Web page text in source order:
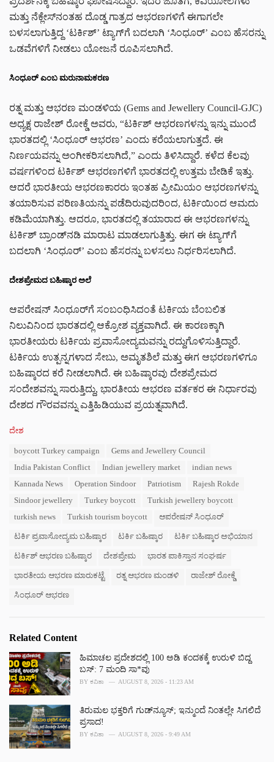
ಮತ್ತು ನೆಕ್ಲೇಸ್‌ನಂತಹ ದೊಡ್ಡ ಗಾತ್ರದ ಆಭರಣಗಳಿಗೆ ಈಗಾಗಲೇ
ಬಳಸಲಾಗುತ್ತಿದ್ದ ‘ಟರ್ಕಿಶ್’ ಟ್ಯಾಗ್‌ಗೆ ಬದಲಾಗಿ ‘ಸಿಂಧೂರ್’ ಎಂಬ ಹೆಸರನ್ನು
ಒಡವೆಗಳಿಗೆ ನೀಡಲು ಯೋಜನೆ ರೂಪಿಸಲಾಗಿದೆ.
ಸಿಂಧೂರ್ ಎಂಬ ಮರುನಾಮಕರಣ
ರತ್ನ ಮತ್ತು ಆಭರಣ ಮಂಡಳಿಯ (Gems and Jewellery Council-GJC)
ಅಧ್ಯಕ್ಷ ರಾಜೇಶ್ ರೋಕ್ಡೆ ಅವರು, “ಟರ್ಕಿಶ್ ಆಭರಣಗಳನ್ನು ಇನ್ನು ಮುಂದೆ
ಭಾರತದಲ್ಲಿ ‘ಸಿಂಧೂರ್ ಆಭರಣ’ ಎಂದು ಕರೆಯಲಾಗುತ್ತದೆ. ಈ
ನಿರ್ಣಯವನ್ನು ಅಂಗೀಕರಿಸಲಾಗಿದೆ,” ಎಂದು ತಿಳಿಸಿದ್ದಾರೆ. ಕಳೆದ ಕೆಲವು
ವರ್ಷಗಳಿಂದ ಟರ್ಕಿಶ್ ಆಭರಣಗಳಿಗೆ ಭಾರತದಲ್ಲಿ ಉತ್ತಮ ಬೇಡಿಕೆ ಇತ್ತು.
ಆದರೆ ಭಾರತೀಯ ಆಭರಣಕಾರರು ಇಂತಹ ಪ್ರೀಮಿಯಂ ಆಭರಣಗಳನ್ನು
ತಯಾರಿಸುವ ಪರಿಣತಿಯನ್ನು ಪಡೆದಿರುವುದರಿಂದ, ಟರ್ಕಿಯಿಂದ ಆಮದು
ಕಡಿಮೆಯಾಗಿತ್ತು. ಆದರೂ, ಭಾರತದಲ್ಲಿ ತಯಾರಾದ ಈ ಆಭರಣಗಳನ್ನು
ಟರ್ಕಿಶ್ ಬ್ರಾಂಡ್‌ನಡಿ ಮಾರಾಟ ಮಾಡಲಾಗುತ್ತಿತ್ತು. ಈಗ ಈ ಟ್ಯಾಗ್‌ಗೆ
ಬದಲಾಗಿ ‘ಸಿಂಧೂರ್’ ಎಂಬ ಹೆಸರನ್ನು ಬಳಸಲು ನಿರ್ಧರಿಸಲಾಗಿದೆ.
ದೇಶಪ್ರೇಮದ ಬಹಿಷ್ಕಾರ ಅಲೆ
ಆಪರೇಷನ್ ಸಿಂಧೂರ್‌ಗೆ ಸಂಬಂಧಿಸಿದಂತೆ ಟರ್ಕಿಯ ಬೆಂಬಲಿತ
ನಿಲುವಿನಿಂದ ಭಾರತದಲ್ಲಿ ಆಕ್ರೋಶ ವ್ಯಕ್ತವಾಗಿದೆ. ಈ ಕಾರಣಕ್ಕಾಗಿ
ಭಾರತೀಯರು ಟರ್ಕಿಯ ಪ್ರವಾಸೋದ್ಯಮವನ್ನು ರದ್ದುಗೊಳಿಸುತ್ತಿದ್ದಾರೆ.
ಟರ್ಕಿಯ ಉತ್ಪನ್ನಗಳಾದ ಸೇಬು, ಅಮೃತಶಿಲೆ ಮತ್ತು ಈಗ ಆಭರಣಗಳಿಗೂ
ಬಹಿಷ್ಕಾರದ ಕರೆ ನೀಡಲಾಗಿದೆ. ಈ ಬಹಿಷ್ಕಾರವು ದೇಶಪ್ರೇಮದ
ಸಂದೇಶವನ್ನು ಸಾರುತ್ತಿದ್ದು, ಭಾರತೀಯ ಆಭರಣ ವರ್ತಕರ ಈ ನಿರ್ಧಾರವು
ದೇಶದ ಗೌರವವನ್ನು ಎತ್ತಿಹಿಡಿಯುವ ಪ್ರಯತ್ನವಾಗಿದೆ.
C
ದೇಶ
boycott Turkey campaign
Gems and Jewellery Council
India Pakistan Conflict
Indian jewellery market
indian news
Kannada News
Operation Sindoor Patriotism
Rajesh Rokde
Sindoor jewellery
Turkey boycott
Turkish jewellery boycott
turkish news
Turkish tourism boycott ಆಪರೇಷನ್ ಸಿಂಧೂರ್
ಟರ್ಕಿ ಪ್ರವಾಸೋದ್ಯಮ ಬಹಿಷ್ಕಾರ ಟರ್ಕಿ ಬಹಿಷ್ಕಾರ ಟರ್ಕಿ ಬಹಿಷ್ಕಾರ ಅಭಿಯಾನ
ಟರ್ಕಿಶ್ ಆಭರಣ ಬಹಿಷ್ಕಾರ ದೇಶಪ್ರೇಮ ಭಾರತ ಪಾಕಿಸ್ತಾನ ಸಂಘರ್ಷ
ಭಾರತೀಯ ಆಭರಣ ಮಾರುಕಟ್ಟೆ ರತ್ನ ಆಭರಣ ಮಂಡಳಿ ರಾಜೇಶ್ ರೋಕ್ಡೆ
ಸಿಂಧೂರ್ ಆಭರಣ
Related Content
ಹಿಮಾಚಲ ಪ್ರದೇಶದಲ್ಲಿ 100 ಅಡಿ ಕಂದಕಕ್ಕೆ ಉರುಳಿ ಬಿದ್ದ
ಬಸ್: 7 ಮಂದಿ ಸಾ*ವು
BY ಕವಿತಾ AUGUST 8, 2026 - 11:23 AM
ತಿರುಮಲ ಭಕ್ತರಿಗೆ ಗುಡ್‌ನ್ಯೂಸ್; ಇನ್ಮುಂದೆ ನಿಂತಲ್ಲೇ ಸಿಗಲಿದೆ
ಪ್ರಸಾದ!
BY ಕವಿತಾ AUGUST 8, 2026 - 9:49 AM